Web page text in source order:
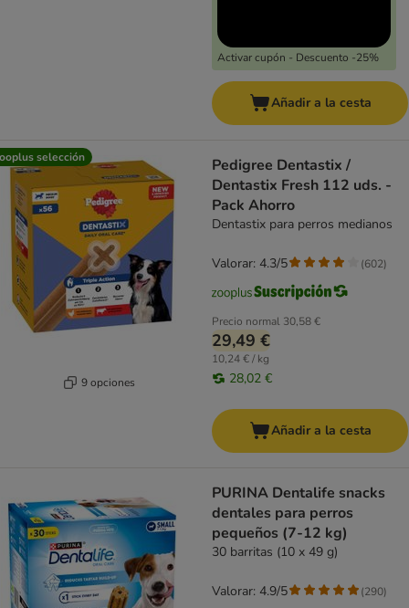
Activar cupón - Descuento -25%
Añadir a la cesta
selección
9 opciones
Pedigree Dentastix /
Dentastix Fresh 112 uds. -
Pack Ahorro
Dentastix para perros medianos
Precio normal 30,58 €
29,49 €
10,24 € / kg
28,02 €
Valorar: 4.3/5 (602)
Añadir a la cesta
PURINA Dentalife snacks
dentales para perros
pequeños (7-12 kg)
30 barritas (10 x 49 g)
Valorar: 4.9/5 (290)